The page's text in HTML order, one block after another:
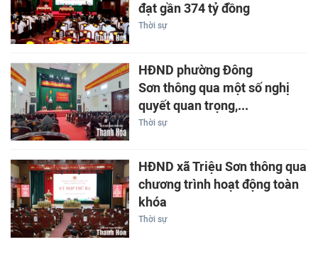
đạt gần 374 tỷ đồng
Thời sự
HĐND phường Đông
Sơn thông qua một số nghị
quyết quan trọng,...
Thời sự
HĐND xã Triệu Sơn thông qua
chương trình hoạt động toàn
khóa
Thời sự